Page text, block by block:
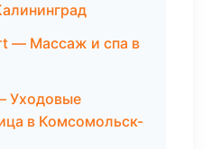
— Массаж и спа в
Уходовые
в Комсомольск-